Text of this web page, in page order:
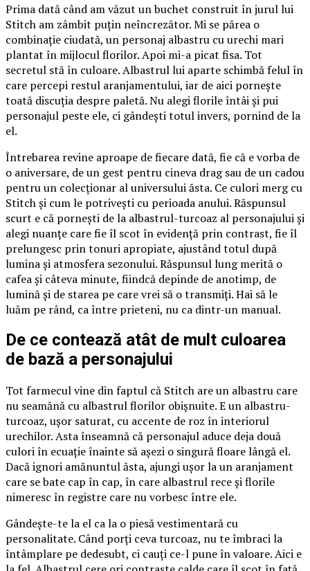
Prima dată când am văzut un buchet construit în jurul lui
Stitch am zâmbit puțin neîncrezător. Mi se părea o
combinație ciudată, un personaj albastru cu urechi mari
plantat în mijlocul florilor. Apoi mi-a picat fisa. Tot
secretul stă în culoare. Albastrul lui aparte schimbă felul în
care percepi restul aranjamentului, iar de aici pornește
toată discuția despre paletă. Nu alegi florile întâi și pui
personajul peste ele, ci gândești totul invers, pornind de la
el.
Întrebarea revine aproape de fiecare dată, fie că e vorba de
o aniversare, de un gest pentru cineva drag sau de un cadou
pentru un colecționar al universului ăsta. Ce culori merg cu
Stitch și cum le potrivești cu perioada anului. Răspunsul
scurt e că pornești de la albastrul-turcoaz al personajului și
alegi nuanțe care fie îl scot în evidență prin contrast, fie îl
prelungesc prin tonuri apropiate, ajustând totul după
lumina și atmosfera sezonului. Răspunsul lung merită o
cafea și câteva minute, fiindcă depinde de anotimp, de
lumină și de starea pe care vrei să o transmiți. Hai să le
luăm pe rând, ca între prieteni, nu ca dintr-un manual.
De ce contează atât de mult culoarea
de bază a personajului
Tot farmecul vine din faptul că Stitch are un albastru care
nu seamănă cu albastrul florilor obișnuite. E un albastru-
turcoaz, ușor saturat, cu accente de roz în interiorul
urechilor. Asta înseamnă că personajul aduce deja două
culori în ecuație înainte să așezi o singură floare lângă el.
Dacă ignori amănuntul ăsta, ajungi ușor la un aranjament
care se bate cap în cap, în care albastrul rece și florile
nimeresc în registre care nu vorbesc între ele.
Gândește-te la el ca la o piesă vestimentară cu
personalitate. Când porți ceva turcoaz, nu te îmbraci la
întâmplare pe dedesubt, ci cauți ce-l pune în valoare. Aici e